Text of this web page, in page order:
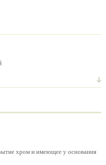
хром и имеющее у основания